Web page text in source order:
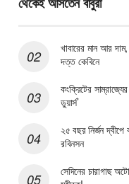
খাবারের মান আর
দত্ত কেবিনে
কংক্রিটের
ডুয়ার্স’
২৫ বছর নির্জন
রবিনসন
সেদিনের চারাগাছ